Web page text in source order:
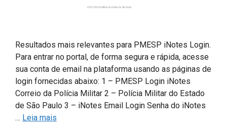
Resultados mais relevantes para PMESP iNotes Login.
Para entrar no portal, de forma segura e rápida, acesse
sua conta de email na plataforma usando as páginas de
login fornecidas abaixo: 1 – PMESP Login iNotes
Correio da Polícia Militar 2 – Polícia Militar do Estado
de São Paulo 3 – iNotes Email Login Senha do iNotes
… Leia mais